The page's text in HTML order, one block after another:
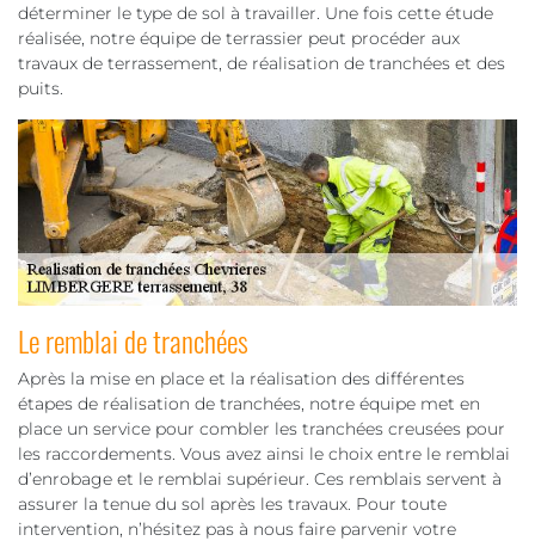
déterminer le type de sol à travailler. Une fois cette étude
réalisée, notre équipe de terrassier peut procéder aux
travaux de terrassement, de réalisation de tranchées et des
puits.
Le remblai de tranchées
Après la mise en place et la réalisation des différentes
étapes de réalisation de tranchées, notre équipe met en
place un service pour combler les tranchées creusées pour
les raccordements. Vous avez ainsi le choix entre le remblai
d’enrobage et le remblai supérieur. Ces remblais servent à
assurer la tenue du sol après les travaux. Pour toute
intervention, n’hésitez pas à nous faire parvenir votre